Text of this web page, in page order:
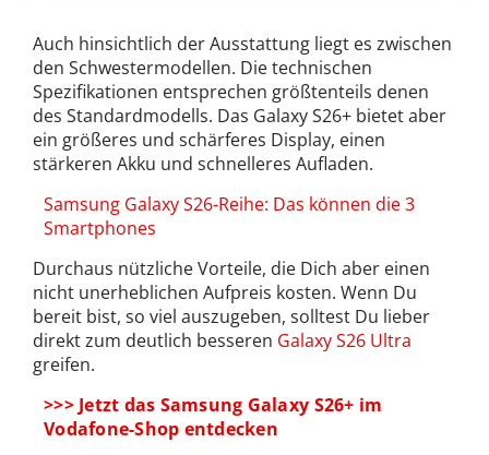
Auch hinsichtlich der Ausstattung liegt es zwischen
den Schwestermodellen. Die technischen
Spezifikationen entsprechen größtenteils denen
des Standardmodells. Das Galaxy S26+ bietet aber
ein größeres und schärferes Display, einen
stärkeren Akku und schnelleres Aufladen.
Samsung Galaxy S26-Reihe: Das können die 3
Smartphones
Durchaus nützliche Vorteile, die Dich aber einen
nicht unerheblichen Aufpreis kosten. Wenn Du
bereit bist, so viel auszugeben, solltest Du lieber
direkt zum deutlich besseren Galaxy S26 Ultra
greifen.
>>> Jetzt das Samsung Galaxy S26+ im
Vodafone-Shop entdecken